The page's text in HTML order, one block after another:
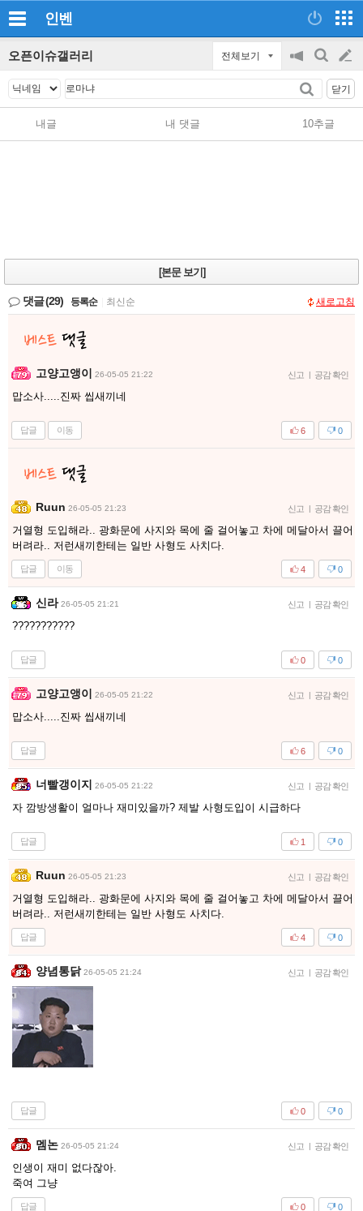
인벤
오픈이슈갤러리 전체보기
공
지
on/off
검
글
쓰
닫기
내글 내 댓글 10추글
[본문 보기]
댓글(29) 등록순 최신순 새로고침
고양고앵이 26-05-05 21:22 신고 | 공감 확인
맙소사.....진짜 씹새끼네
답글 이동 0
6
Ruun 26-05-05 21:23 신고 | 공감 확인
거열형 도입해라.. 광화문에 사지와 목에 줄 걸어놓고 차에 메달아서 끌어
버려라.. 저런새끼한테는 일반 사형도 사치다.
답글 이동 0
4
신라 26-05-05 21:21 신고 | 공감 확인
???????????
답글 0
0
고양고앵이 26-05-05 21:22 신고 | 공감 확인
맙소사.....진짜 씹새끼네
답글 0
6
너빨갱이지 26-05-05 21:22 신고 | 공감 확인
자 깜방생활이 얼마나 재미있을까? 제발 사형도입이 시급하다
답글 0
1
Ruun 26-05-05 21:23 신고 | 공감 확인
거열형 도입해라.. 광화문에 사지와 목에 줄 걸어놓고 차에 메달아서 끌어
버려라.. 저런새끼한테는 일반 사형도 사치다.
답글 0
4
양념통닭 26-05-05 21:24 신고 | 공감 확인
답글 0
0
멤논 26-05-05 21:24 신고 | 공감 확인
인생이 재미 없다잖아.
죽여 그냥
답글 0
0